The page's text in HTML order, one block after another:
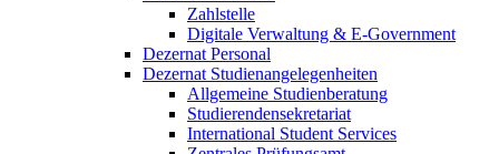
Zahlstelle
Digitale Verwaltung & E-Government
Dezernat Personal
Dezernat Studienangelegenheiten
Allgemeine Studienberatung
Studierendensekretariat
International Student Services